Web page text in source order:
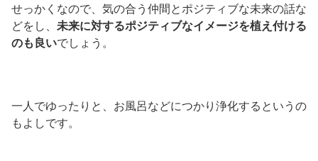
せっかくなので、気の合う仲間とポジティブな未来の話な
どをし、 未来に対するポジティブなイメージを植え付ける
のも良いでしょう。
一人でゆったりと、お風呂などにつかり浄化するというの
もよしです。